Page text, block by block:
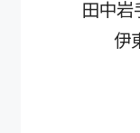
田中
伊
＜